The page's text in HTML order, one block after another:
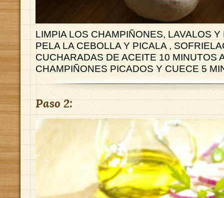
LIMPIA LOS CHAMPIÑONES, LAVALOS Y
PELA LA CEBOLLA Y PICALA ,
CUCHARADAS DE ACEITE 10 MINUTOS
CHAMPIÑONES PICADOS Y CUECE 5
Paso 2: